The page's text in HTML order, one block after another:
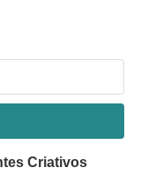
Criativos